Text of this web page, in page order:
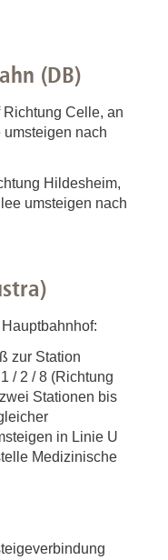
(DB)
Celle, an
nach
Hildesheim,
umsteigen nach
zur Station
/ 2 / 8 (Richtung
Stationen bis
in Linie U
Medizinische